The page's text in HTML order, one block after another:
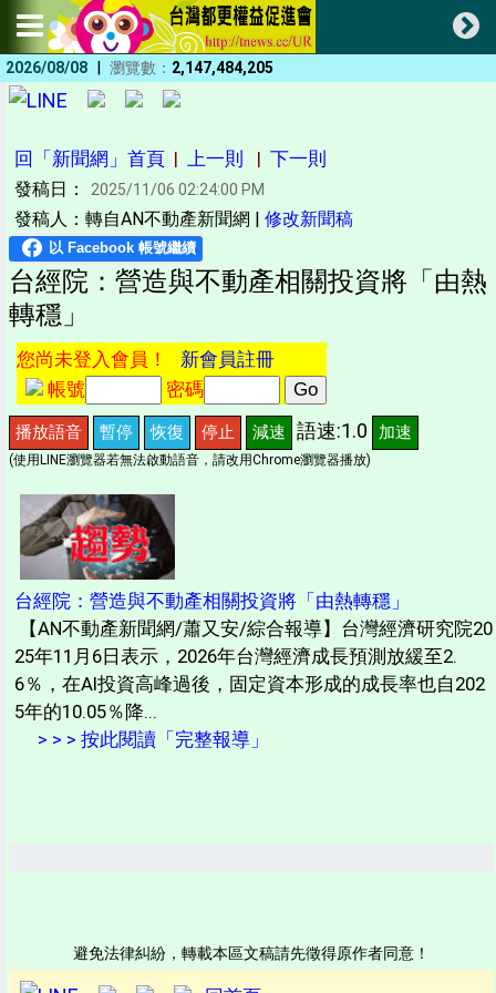
2026/08/08 | 瀏覽數： 2,147,484,205
回「新聞網」首頁 | 上一則 | 下一則
發稿日： 2025/11/06 02:24:00 PM
發稿人：轉自AN不動產新聞網 | 修改新聞稿
台經院：營造與不動產相關投資將「由熱
轉穩」
您尚未登入會員！ 新會員註冊
帳號
密碼
播放語音 暫停 恢復 停止 減速 語速:1.0 加速
(使用LINE瀏覽器若無法啟動語音，請改用Chrome瀏覽器播放)
台經院：營造與不動產相關投資將「由熱轉穩」
【AN不動產新聞網/蕭又安/綜合報導】台灣經濟研究院20
25年11月6日表示，2026年台灣經濟成長預測放緩至2.
6％，在AI投資高峰過後，固定資本形成的成長率也自202
5年的10.05％降...
> > > 按此閱讀「完整報導」
避免法律糾紛，轉載本區文稿請先徵得原作者同意！